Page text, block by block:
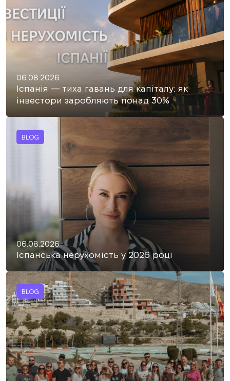
06.08.2026
Іспанія — тиха гавань для капіталу: як
інвестори заробляють понад 30%
BLOG
06.08.2026
Іспанська нерухомість у 2026 році
BLOG